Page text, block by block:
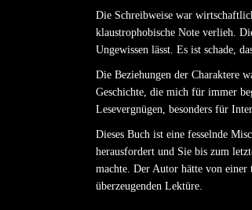
Die Schreibweise war
klaustrophobische Note verlieh.
Ungewissen lässt. Es ist schade,
Die Beziehungen der Charaktere
Geschichte, die mich für immer
Lesevergnügen, besonders für
Dieses Buch ist eine fesselnde
herausfordert und Sie bis zum
machte. Der Autor hätte von einer
überzeugenden Lektüre.